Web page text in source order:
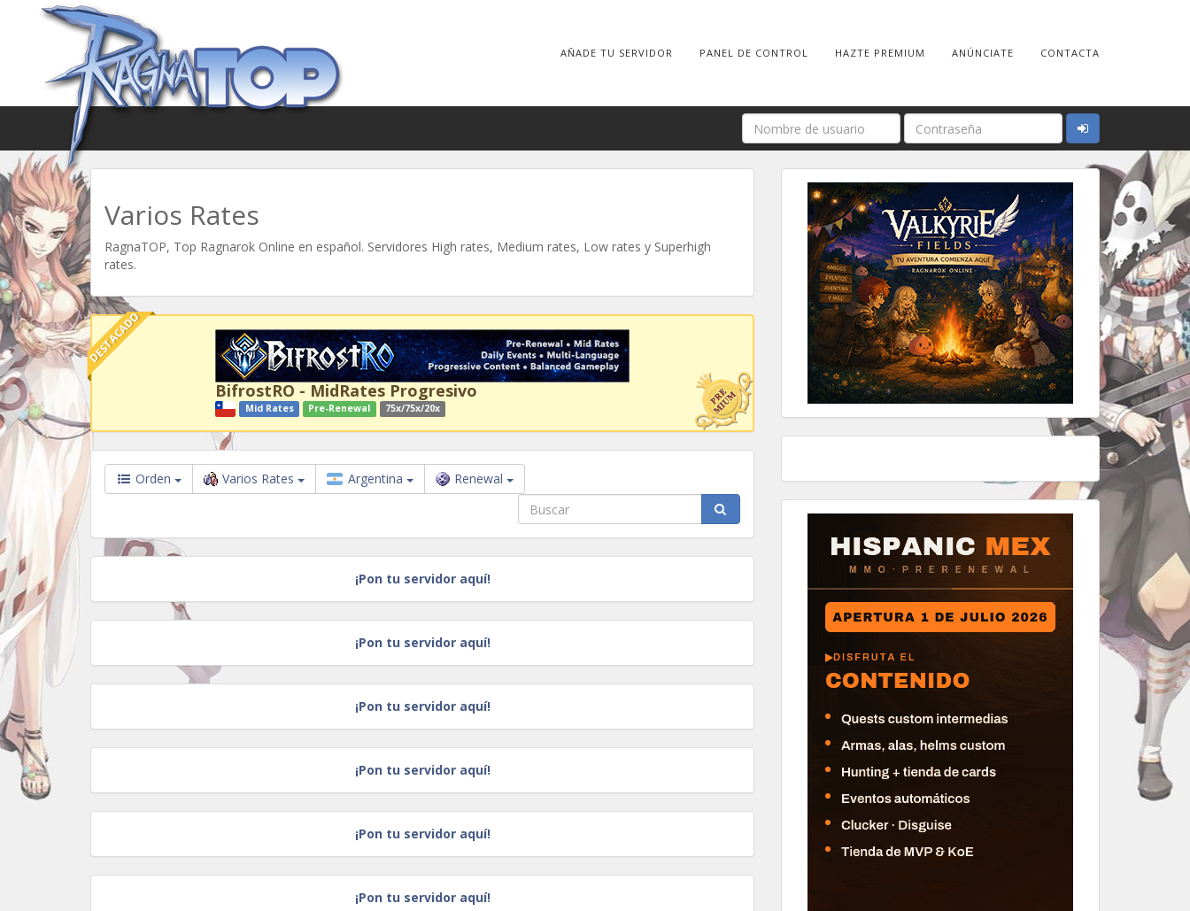
AÑADE TU SERVIDOR PANEL DE CONTROL HAZTE PREMIUM ANÚNCIATE CONTACTA
Varios Rates
RagnaTOP, Top Ragnarok Online en español. Servidores High rates, Medium rates, Low rates y Superhigh
rates.
DESTACADO
BifrostRO - MidRates Progresivo
Mid Rates Pre-Renewal 75x/75x/20x
Orden Varios Rates Argentina Renewal
¡Pon tu servidor aquí!
¡Pon tu servidor aquí!
¡Pon tu servidor aquí!
¡Pon tu servidor aquí!
¡Pon tu servidor aquí!
¡Pon tu servidor aquí!